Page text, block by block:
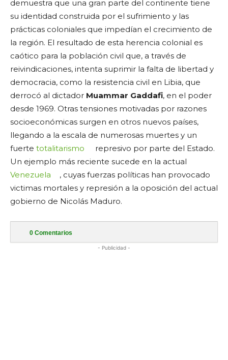
demuestra que una gran parte del continente tiene
su identidad construida por el sufrimiento y las
prácticas coloniales que impedían el crecimiento de
la región. El resultado de esta herencia colonial es
caótico para la población civil que, a través de
reivindicaciones, intenta suprimir la falta de libertad y
democracia, como la resistencia civil en Libia, que
derrocó al dictador Muammar Gaddafi, en el poder
desde 1969. Otras tensiones motivadas por razones
socioeconómicas surgen en otros nuevos países,
llegando a la escala de numerosas muertes y un
fuerte totalitarismo
represivo por parte del Estado.
Un ejemplo más reciente sucede en la actual
Venezuela
, cuyas fuerzas políticas han provocado
victimas mortales y represión a la oposición del actual
gobierno de Nicolás Maduro.
0 Comentarios
- Publicidad -